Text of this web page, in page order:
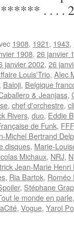
. . . .
1908, 1921, 1943,
1908, 26 janvier
janvier 2002, 26
Louis'Trio, Alec
, Baloji, Belgique
& Jeanjass,
, chef d'orchestre,
Rivers, duo, Eddie
de Funk, FFF
Michel Bertrand
disques, Marie-
Michaux, NRJ,
Jean-Marie Henri
, Ria Bartok, Roméo
, Stéphane
le monde en parle
, Vogue, Yarol